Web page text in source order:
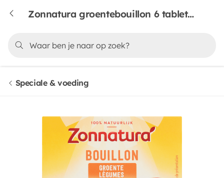
Zonnatura groentebouillon 6 tabletten
Speciale & voeding